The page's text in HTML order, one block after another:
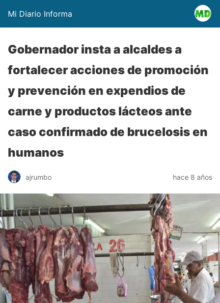
Mi Diario Informa
Gobernador insta a alcaldes a
fortalecer acciones de promoción
y prevención en expendios de
carne y productos lácteos ante
caso confirmado de brucelosis en
humanos
ajrumbo hace 8 años